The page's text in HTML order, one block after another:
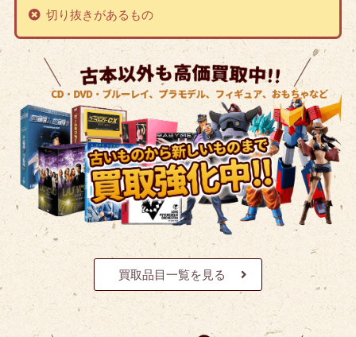
切り抜きがあるもの
買取品目一覧を見る